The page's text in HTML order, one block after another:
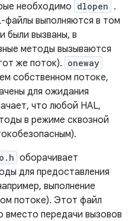
необходимо dlopen .
файлы выполняются в том
были вызваны, в
методы вызываются
же поток). oneway
собственном потоке,
для ожидания
что любой HAL,
в режиме сквозной
оборачивает
для предоставления
выполнение
потоке). Этот файл
вместо передачи вызовов